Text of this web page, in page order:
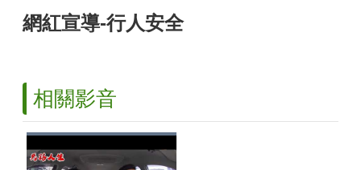
網紅宣導-行人安全
相關影音